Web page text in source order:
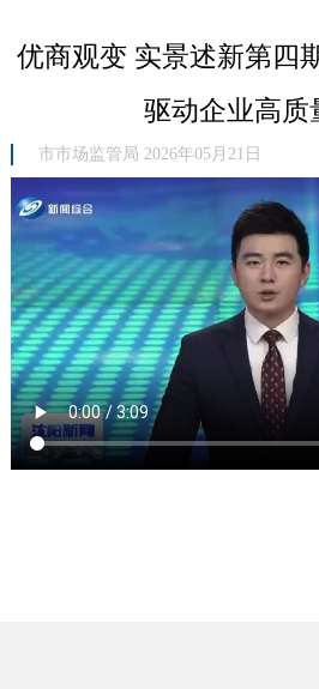
优商观变 实景述新第
驱动企业高质
市市场监管局 2026年05月21日